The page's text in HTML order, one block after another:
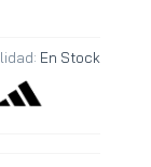
En Stock